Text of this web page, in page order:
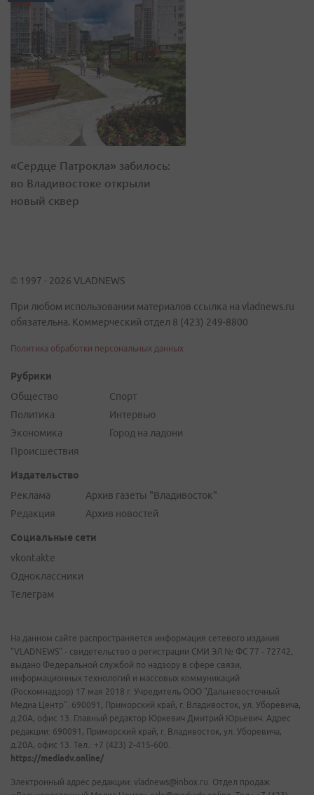
«Сердце Патрокла» забилось:
во Владивостоке открыли
новый сквер
© 1997 - 2026 VLADNEWS
При любом использовании материалов ссылка на vladnews.ru
обязательна. Коммерческий отдел 8 (423) 249-8800
Политика обработки персональных данных
Рубрики
Общество
Политика
Экономика
Происшествия
Спорт
Интервью
Город на ладони
Издательство
Реклама
Редакция
Архив газеты "Владивосток"
Архив новостей
Социальные сети
vkontakte
Одноклассники
Телеграм
На данном сайте распространяется информация сетевого издания
"VLADNEWS" - свидетельство о регистрации СМИ ЭЛ № ФС 77 - 72742,
выдано Федеральной службой по надзору в сфере связи,
информационных технологий и массовых коммуникаций
(Роскомнадзор) 17 мая 2018 г. Учредитель ООО "Дальневосточный
Медиа Центр". 690091, Приморский край, г. Владивосток, ул. Уборевича,
д.20А, офис 13. Главный редактор Юркевич Дмитрий Юрьевич. Адрес
редакции: 690091, Приморский край, г. Владивосток, ул. Уборевича,
д.20А, офис 13. Тел.: +7 (423) 2-415-600.
https://mediadv.online/
Электронный адрес редакции: vladnews@inbox.ru. Отдел продаж